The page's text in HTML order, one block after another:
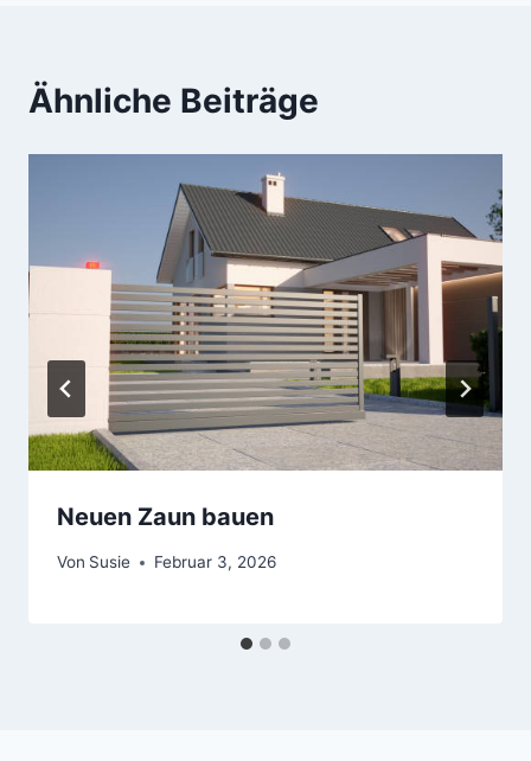
Ähnliche Beiträge
Neuen Zaun bauen
Von Susie Februar 3, 2026